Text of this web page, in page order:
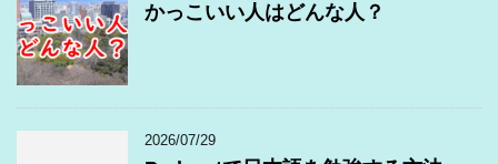
かっこいい人はどんな人？
2026/07/29